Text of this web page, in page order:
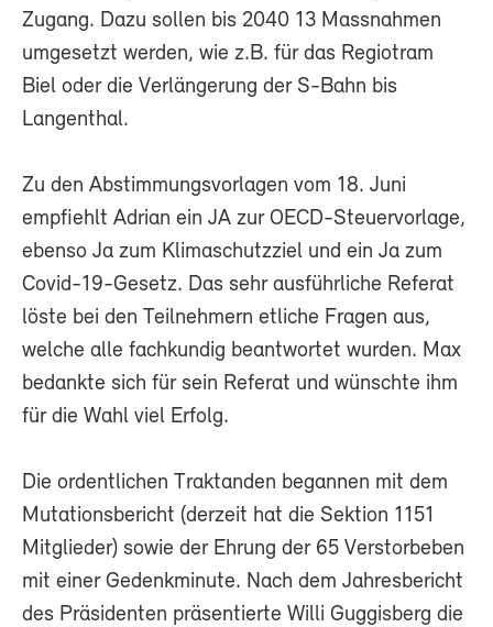
Zugang. Dazu sollen bis 2040 13 Massnahmen
umgesetzt werden, wie z.B. für das Regiotram
Biel oder die Verlängerung der S-Bahn bis
Langenthal.
Zu den Abstimmungsvorlagen vom 18. Juni
empfiehlt Adrian ein JA zur OECD-Steuervorlage,
ebenso Ja zum Klimaschutzziel und ein Ja zum
Covid-19-Gesetz. Das sehr ausführliche Referat
löste bei den Teilnehmern etliche Fragen aus,
welche alle fachkundig beantwortet wurden. Max
bedankte sich für sein Referat und wünschte ihm
für die Wahl viel Erfolg.
Die ordentlichen Traktanden begannen mit dem
Mutationsbericht (derzeit hat die Sektion 1151
Mitglieder) sowie der Ehrung der 65 Verstorbeben
mit einer Gedenkminute. Nach dem Jahresbericht
des Präsidenten präsentierte Willi Guggisberg die